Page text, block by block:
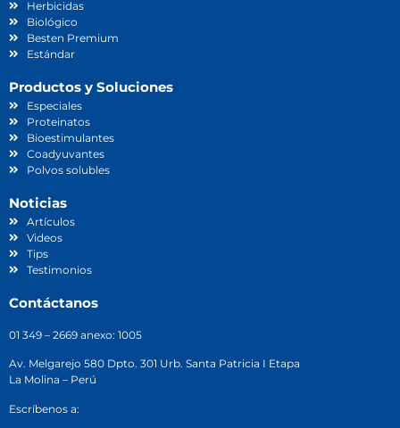
Herbicidas
Biológico
Besten Premium
Estándar
Productos y Soluciones
Especiales
Proteinatos
Bioestimulantes
Coadyuvantes
Polvos solubles
Noticias
Artículos
Videos
Tips
Testimonios
Contáctanos
01 349 – 2669 anexo: 1005
Av. Melgarejo 580 Dpto. 301 Urb. Santa Patricia I Etapa
La Molina – Perú
Escríbenos a: